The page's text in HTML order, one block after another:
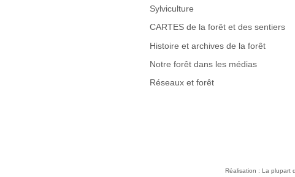
Sylviculture
CARTES de la forêt et des sentiers
Histoire et archives de la forêt
Notre forêt dans les médias
Réseaux et forêt
Réalisation : La plupart